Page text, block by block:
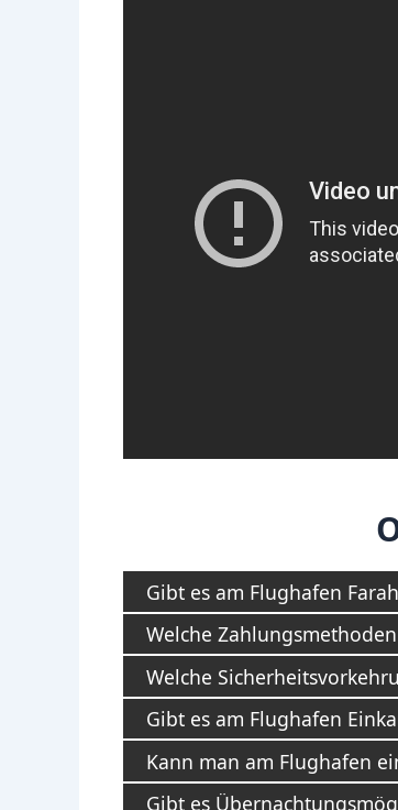
Gibt es am Flughafen
Welche
Welche
Gibt es am Flughafen
Kann man am Flughafen
Gibt es